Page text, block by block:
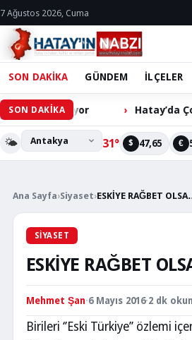
7 Ağustos 2026, Cuma
SON DAKİKA GÜNDEM İLÇELER
SON DAKİKA
Bekliyor Hatay’da
🌤️ 31° $ 47,65 €
Ana Sayfa›Siyaset›ESKİYE RAĞBET
SIYASET
ESKİYE RAĞBET
Mehmet Şan·6 Mayıs 2016·2 dk
Birileri ‘’Eski Türkiye’’ özlemi